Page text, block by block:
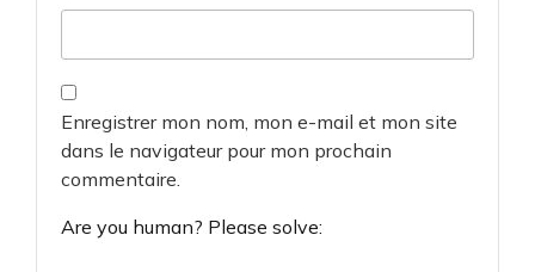
Enregistrer mon nom, mon e-mail et mon site
dans le navigateur pour mon prochain
commentaire.
Are you human? Please solve: